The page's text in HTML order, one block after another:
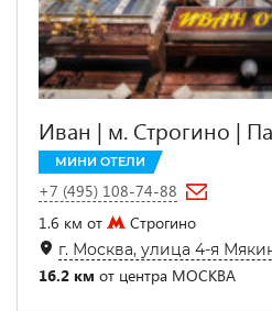
Иван | м. Строгино |
МИНИ ОТЕЛИ
+7 (495) 108-74-88
1.6 км от
Строгино
г. Москва, улица 4-я
16.2 км от центра МОСКВА